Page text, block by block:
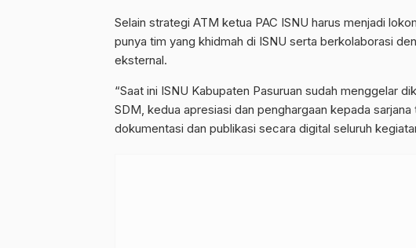
Selain strategi ATM ketua PAC ISNU harus menjadi
punya tim yang khidmah di ISNU serta berkolaborasi
eksternal.
“Saat ini ISNU Kabupaten Pasuruan sudah menggelar
SDM, kedua apresiasi dan penghargaan kepada
dokumentasi dan publikasi secara digital seluruh